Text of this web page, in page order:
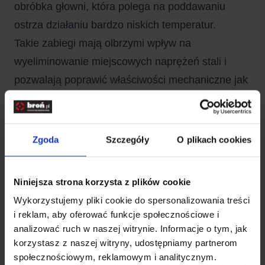
Zgoda Szczegóły O plikach cookies
Niniejsza strona korzysta z plików cookie
Wykorzystujemy pliki cookie do spersonalizowania treści
i reklam, aby oferować funkcje społecznościowe i
analizować ruch w naszej witrynie. Informacje o tym, jak
korzystasz z naszej witryny, udostępniamy partnerom
społecznościowym, reklamowym i analitycznym.
obróbka głowni, która polega na poddawaniu
ostrza działaniu bardzo niskich temperatur.
Takie zabiegi mają olbrzymi wpływ na
wyeliminowanie miejscowych naprężeń stali i
pozwalają poprawić właściwości mechaniczne jak
odporność na zużycie, twardość i odporność na
korozję.
Specjalne systemy blokad bezpieczeństwa
„BetaPlus” i „ThumbUp” to opatentowane
złożeniu i rozłożeniu ostrza.
Produkty marki Ruike to całe spektrum noży
dla aktywnych użytkowników, którzy
wymagają od swojego sprzętu niezawodności